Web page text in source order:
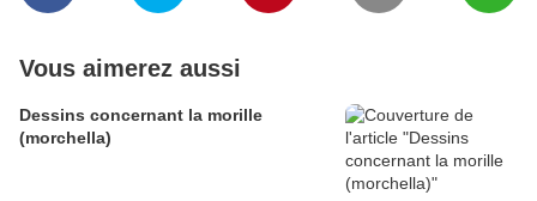
Vous aimerez aussi
Dessins concernant la morille
(morchella)